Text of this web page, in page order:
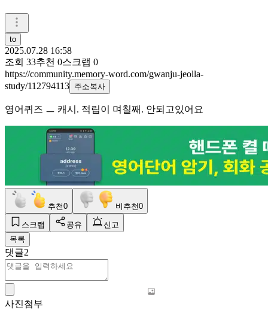
to
2025.07.28 16:58
조회 33추천 0스크랩 0
https://community.memory-word.com/gwanju-jeolla-
study/112794113 주소복사
영어퀴즈 ㅡ 캐시. 적립이 며칠째. 안되고있어요
추천0 비추천0
스크랩 공유
신고
목록
댓글2
사진첨부